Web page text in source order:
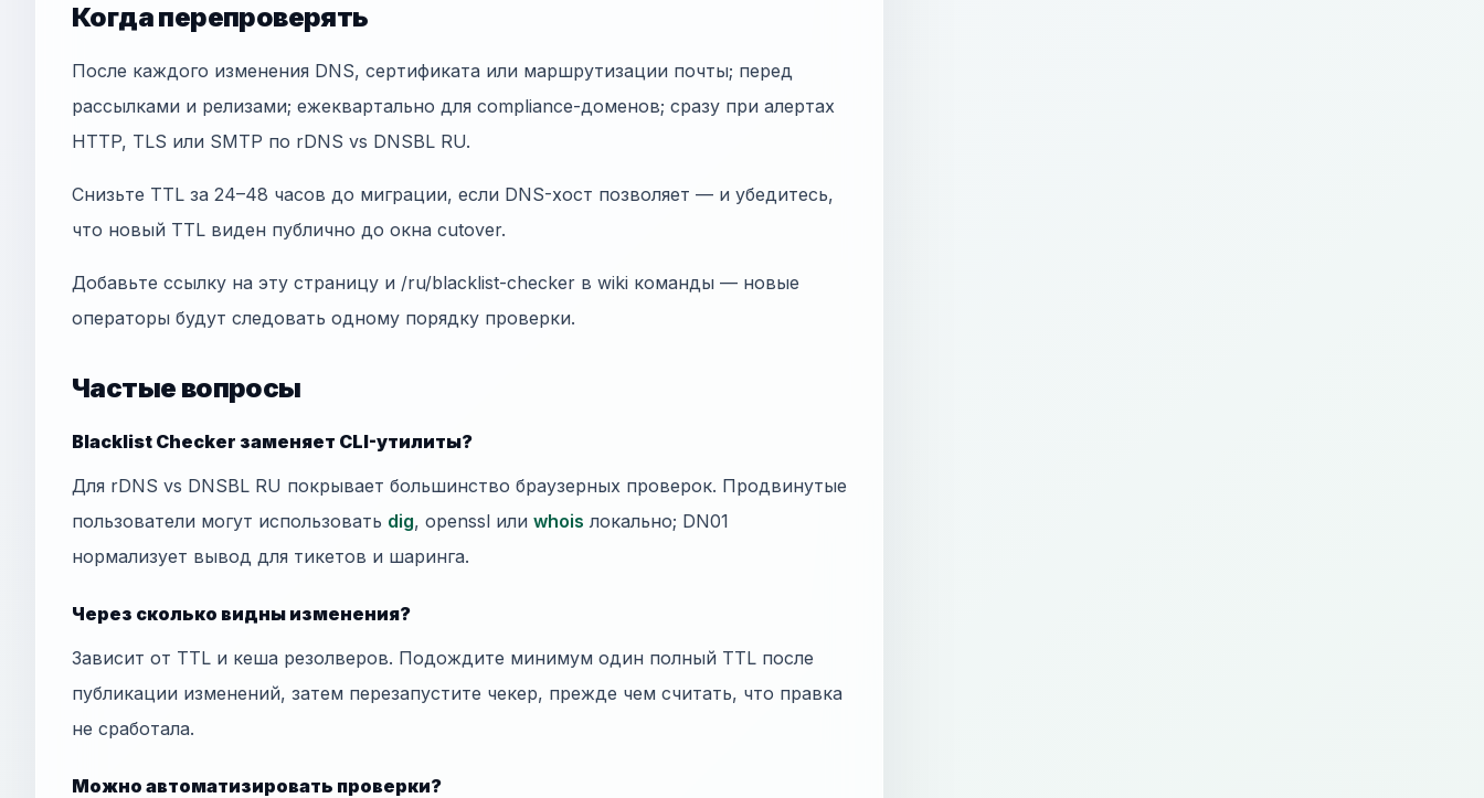
Когда перепроверять
После каждого изменения DNS, сертификата или маршрутизации почты; перед
рассылками и релизами; ежеквартально для compliance-доменов; сразу при алертах
HTTP, TLS или SMTP по rDNS vs DNSBL RU.
Снизьте TTL за 24–48 часов до миграции, если DNS-хост позволяет — и убедитесь,
что новый TTL виден публично до окна cutover.
Добавьте ссылку на эту страницу и /ru/blacklist-checker в wiki команды — новые
операторы будут следовать одному порядку проверки.
Частые вопросы
Blacklist Checker заменяет CLI-утилиты?
Для rDNS vs DNSBL RU покрывает большинство браузерных проверок. Продвинутые
пользователи могут использовать dig, openssl или whois локально; DN01
нормализует вывод для тикетов и шаринга.
Через сколько видны изменения?
Зависит от TTL и кеша резолверов. Подождите минимум один полный TTL после
публикации изменений, затем перезапустите чекер, прежде чем считать, что правка
не сработала.
Можно автоматизировать проверки?